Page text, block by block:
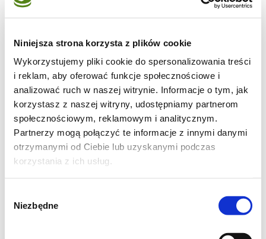
Niniejsza strona korzysta z plików cookie
Wykorzystujemy pliki cookie do spersonalizowania treści
i reklam, aby oferować funkcje społecznościowe i
analizować ruch w naszej witrynie. Informacje o tym, jak
korzystasz z naszej witryny, udostępniamy partnerom
społecznościowym, reklamowym i analitycznym.
Partnerzy mogą połączyć te informacje z innymi danymi
otrzymanymi od Ciebie lub uzyskanymi podczas
korzystania z ich usług.
zgody
Niezbędne
🍴 250 g jogurtu naturalnego lub kefiru
🍴 40 g mąki orkiszowej typ 700( lub
pełnoziarnistej)
🍴 1½ łyżeczki proszku do pieczenia
🍴1 łyżeczka cynamonu( można
pominąć)
🍴 szczypta soli
🍴 400 g rabarbaru
🍴 1 łyżka cukru